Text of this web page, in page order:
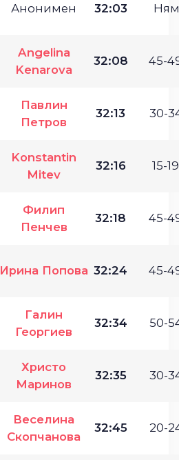
Анонимен 32:03
Angelina
Kenarova
32:08 45-
Павлин
Петров
32:13 30-
Konstantin
Mitev
32:16 15-
Филип
Пенчев
32:18 45-
Ирина Попова 32:24 45-
Галин
Георгиев
32:34 50-
Христо
Маринов
32:35 30-
Веселина
Скопчанова
32:45 20-